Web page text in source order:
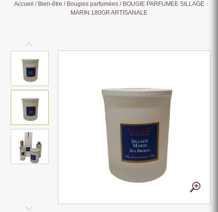
Accueil / Bien-être / Bougies parfumées/ BOUGIE PARFUMEE SILLAGE
MARIN 180GR ARTISANALE